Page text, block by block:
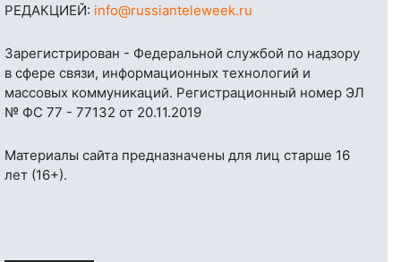
РЕДАКЦИЕЙ: info@russianteleweek.ru
Зарегистрирован - Федеральной службой по надзору
в сфере связи, информационных технологий и
массовых коммуникаций. Регистрационный номер ЭЛ
№ ФС 77 - 77132 от 20.11.2019
Материалы сайта предназначены для лиц старше 16
лет (16+).